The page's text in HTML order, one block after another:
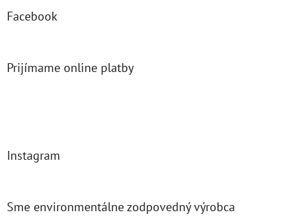
Facebook
Prijímame online platby
Instagram
Sme environmentálne zodpovedný výrobca